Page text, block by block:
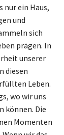
nur ein Haus,
und
sich
prägen. In
unserer
diesen
Leben.
wo wir uns
können. Die
Momenten